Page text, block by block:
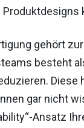
gehört
besteht
gar nicht
Ansatz